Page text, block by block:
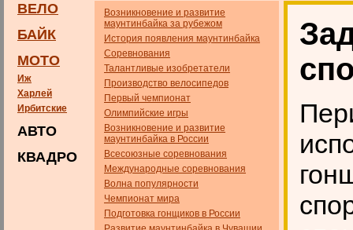
ВЕЛО
БАЙК
МОТО
Иж
Харлей
Ирбитские
АВТО
КВАДРО
Возникновение и развитие
маунтинбайка за рубежом
История появления маунтинбайка
Соревнования
Талантливые изобретатели
Производство велосипедов
Первый чемпионат
Олимпийские игры
Возникновение и развитие
маунтинбайка в России
Всесоюзные соревнования
Международные соревнования
Волна популярности
Чемпионат мира
Подготовка гонщиков в России